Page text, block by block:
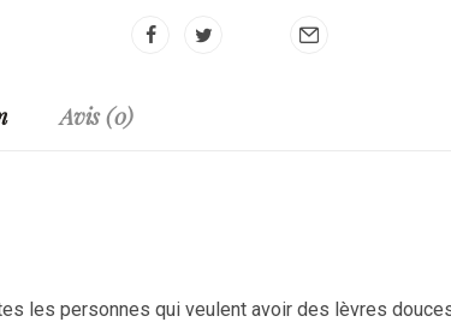
Avis (0)
les personnes qui veulent avoir des lèvres